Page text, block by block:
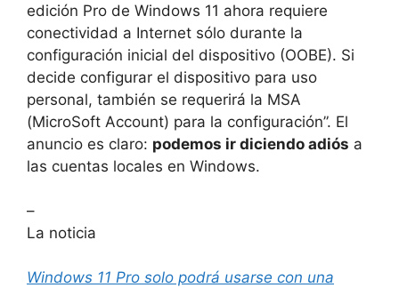
edición Pro de Windows 11 ahora requiere
conectividad a Internet sólo durante la
configuración inicial del dispositivo (OOBE). Si
decide configurar el dispositivo para uso
personal, también se requerirá la MSA
(MicroSoft Account) para la configuración”. El
anuncio es claro: podemos ir diciendo adiós a
las cuentas locales en Windows.
–
La noticia
Windows 11 Pro solo podrá usarse con una